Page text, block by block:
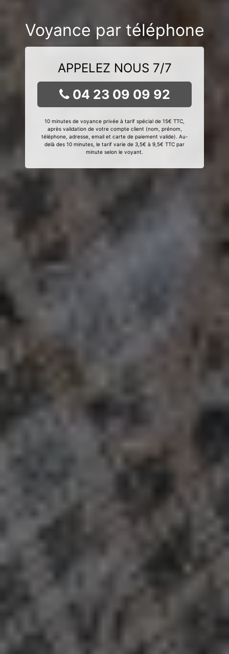
Voyance par téléphone
APPELEZ NOUS 7/7
04 23 09 09 92
10 minutes de voyance privée à tarif spécial de 15€ TTC,
après validation de votre compte client (nom, prénom,
téléphone, adresse, email et carte de paiement valide). Au-
delà des 10 minutes, le tarif varie de 3,5€ à 9,5€ TTC par
minute selon le voyant.